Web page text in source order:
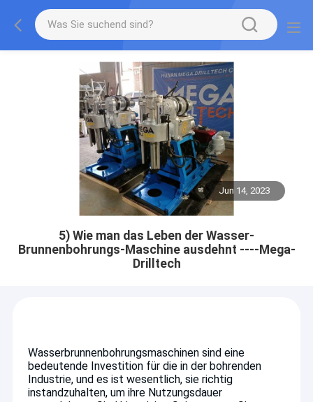
Jun 14, 2023
5) Wie man das Leben der Wasser-
Brunnenbohrungs-Maschine ausdehnt ----Mega-
Drilltech
Wasserbrunnenbohrungsmaschinen sind eine
bedeutende Investition für die in der bohrenden
Industrie, und es ist wesentlich, sie richtig
instandzuhalten, um ihre Nutzungsdauer